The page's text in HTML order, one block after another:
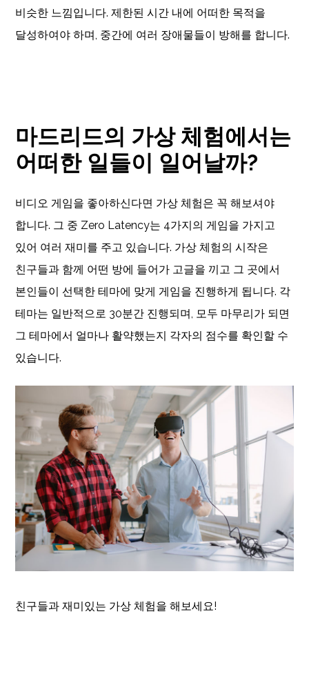
비슷한 느낌입니다. 제한된 시간 내에 어떠한 목적을
달성하여야 하며, 중간에 여러 장애물들이 방해를 합니다.
마드리드의 가상 체험에서는
어떠한 일들이 일어날까?
비디오 게임을 좋아하신다면 가상 체험은 꼭 해보셔야
합니다. 그 중 Zero Latency는 4가지의 게임을 가지고
있어 여러 재미를 주고 있습니다. 가상 체험의 시작은
친구들과 함께 어떤 방에 들어가 고글을 끼고 그 곳에서
본인들이 선택한 테마에 맞게 게임을 진행하게 됩니다. 각
테마는 일반적으로 30분간 진행되며, 모두 마무리가 되면
그 테마에서 얼마나 활약했는지 각자의 점수를 확인할 수
있습니다.
친구들과 재미있는 가상 체험을 해보세요!